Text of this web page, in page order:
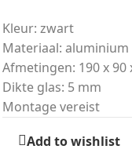
Kleur: zwart
Materiaal: aluminium
Afmetingen: 190 x 90
Dikte glas: 5 mm
Montage vereist
Add to wishlist